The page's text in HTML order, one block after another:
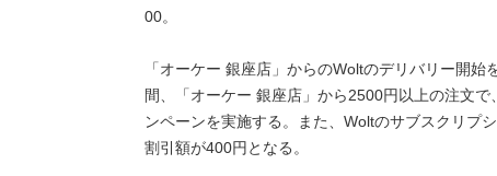
00。
「オーケー 銀座店」からのWoltのデリバリー開
間、「オーケー 銀座店」から2500円以上の注文
ンペーンを実施する。また、Woltのサブスクリプ
割引額が400円となる。